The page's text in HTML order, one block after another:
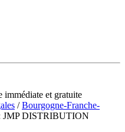
immédiate et gratuite
/Bourgogne-Franche-
JMP DISTRIBUTION